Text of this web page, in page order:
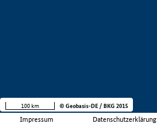
Impressum Datenschutzerklärung
100 km © Geobasis-DE / BKG 2015